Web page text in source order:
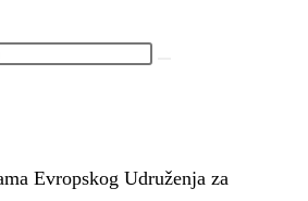
Evropskog Udruženja za